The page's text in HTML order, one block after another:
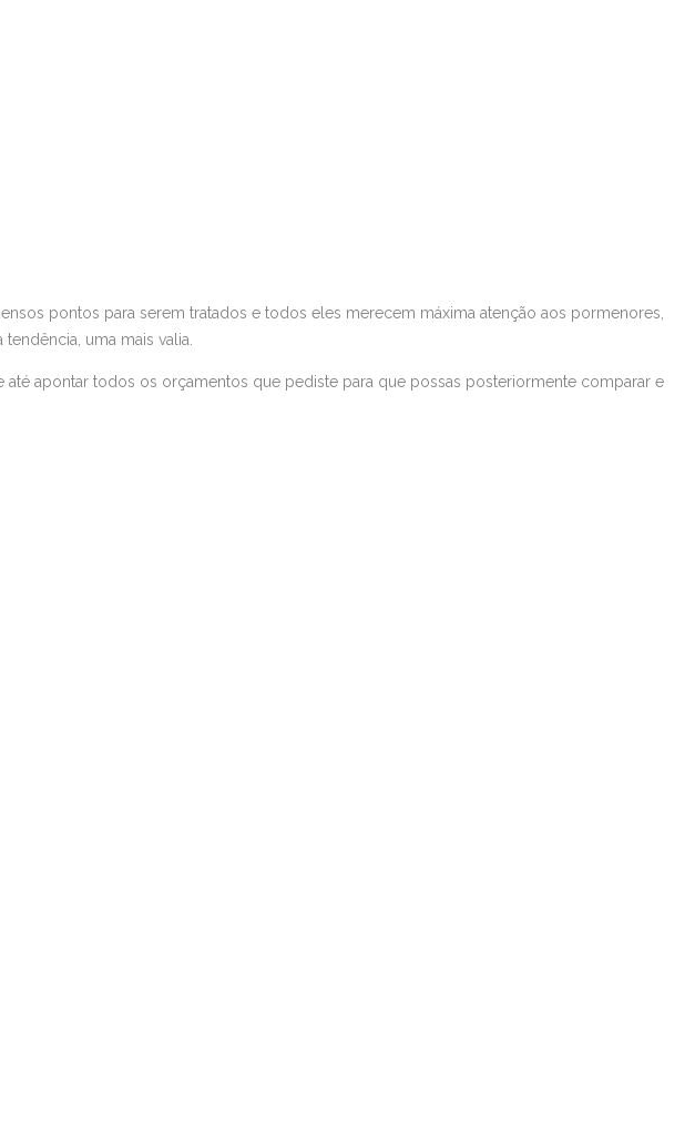
pontos para serem tratados e todos eles merecem máxima atenção aos pormenores,
uma mais valia.
apontar todos os orçamentos que pediste para que possas posteriormente comparar e